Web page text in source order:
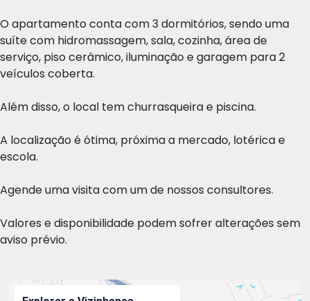
O apartamento conta com 3 dormitórios, sendo uma
suíte com hidromassagem, sala, cozinha, área de
serviço, piso cerâmico, iluminação e garagem para 2
veículos coberta.
Além disso, o local tem churrasqueira e piscina.
A localização é ótima, próxima a mercado, lotérica e
escola.
Agende uma visita com um de nossos consultores.
Valores e disponibilidade podem sofrer alterações sem
aviso prévio.